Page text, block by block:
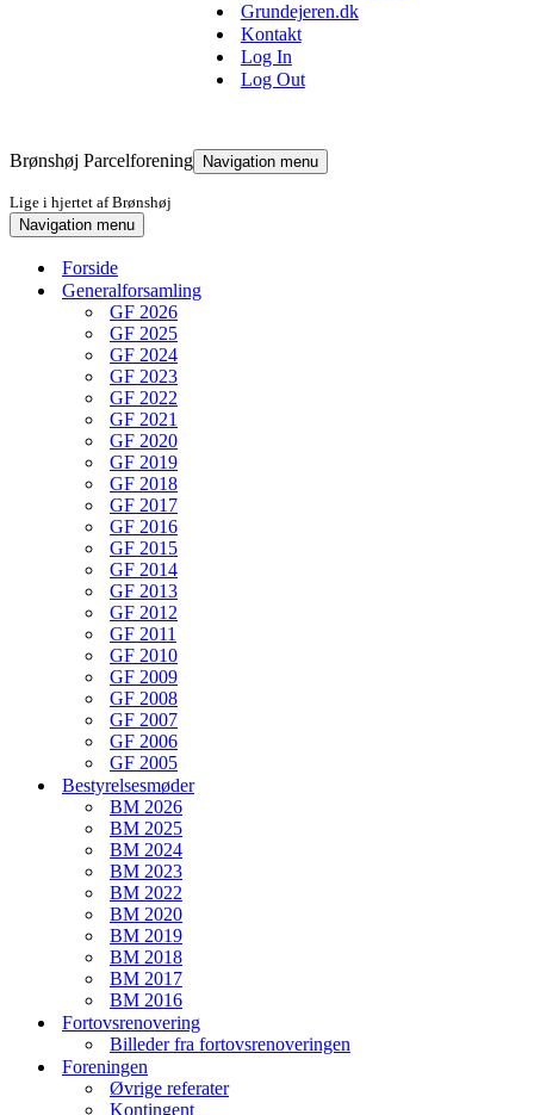
Grundejeren.dk
Kontakt
Log In
Log Out
Brønshøj Parcelforening
Lige i hjertet af Brønshøj
Navigation menu
Navigation menu
Forside
Generalforsamling
GF 2026
GF 2025
GF 2024
GF 2023
GF 2022
GF 2021
GF 2020
GF 2019
GF 2018
GF 2017
GF 2016
GF 2015
GF 2014
GF 2013
GF 2012
GF 2011
GF 2010
GF 2009
GF 2008
GF 2007
GF 2006
GF 2005
Bestyrelsesmøder
BM 2026
BM 2025
BM 2024
BM 2023
BM 2022
BM 2020
BM 2019
BM 2018
BM 2017
BM 2016
Fortovsrenovering
Billeder fra fortovsrenoveringen
Foreningen
Øvrige referater
Kontingent